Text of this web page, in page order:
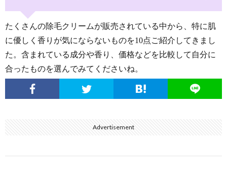
たくさんの除毛クリームが販売されている中から、特に肌
に優しく香りが気にならないものを10点ご紹介してきまし
た。含まれている成分や香り、価格などを比較して自分に
合ったものを選んでみてくださいね。
Advertisement